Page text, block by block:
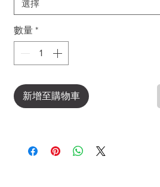
speaker not only produces exceptional
sound quality, but also adds a touch of
natural beauty to your home.
選擇
數量 *
新增至購物車